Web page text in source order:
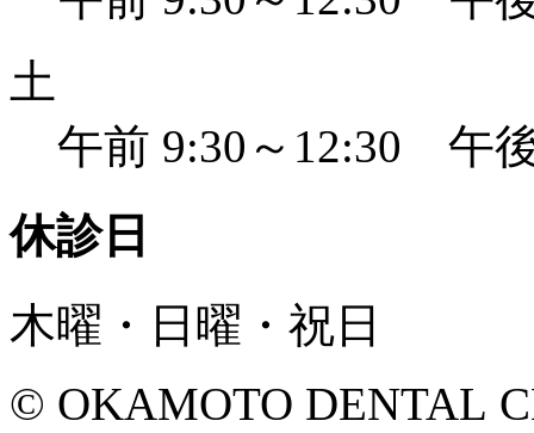
土
午前 9:30～12:30 午
休診日
木曜・日曜・祝日
© OKAMOTO DENTAL